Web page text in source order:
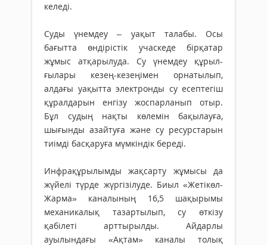
келеді.
Суды үнемдеу – уақыт талабы. Осы
бағытта өндірістік учаскеде бірқатар
жұмыс атқарылуда. Су үнемдеу құрыл­
ғылары кезең-кезеңімен орнатылып,
алдағы уақытта электронды су есептегіш
құралдарын енгізу жоспарланып отыр.
Бұл судың нақты көлемін бақылауға,
шығынды азайтуға және су ресурстарын
тиімді басқаруға мүмкіндік береді.
Инфрақұрылымды жақсарту жұмыс­ы да
жүйелі түрде жүргізілуде. Биыл «Жетікөл-
Жарма» каналының 16,5 шақырымы
механикалық тазартылып, су өткізу
қабілеті арттырылды. Айдарлы
ауылындағы «Ақтам» каналы толық